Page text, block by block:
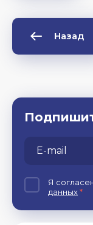
Назад
Я
данных*